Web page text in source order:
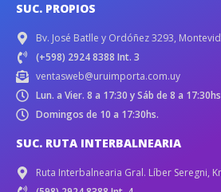
SUC. PROPIOS
Bv. José Batlle y Ordóñez 3293,
(+598) 2924 8388 Int. 3
ventasweb@uruimporta.com.uy
Lun. a Vier. 8 a 17:30 y Sáb de 8 a
Domingos de 10 a 17:30hs.
SUC. RUTA INTERBALNEARIA
Ruta Interbalnearia Gral. Líber Seregni,